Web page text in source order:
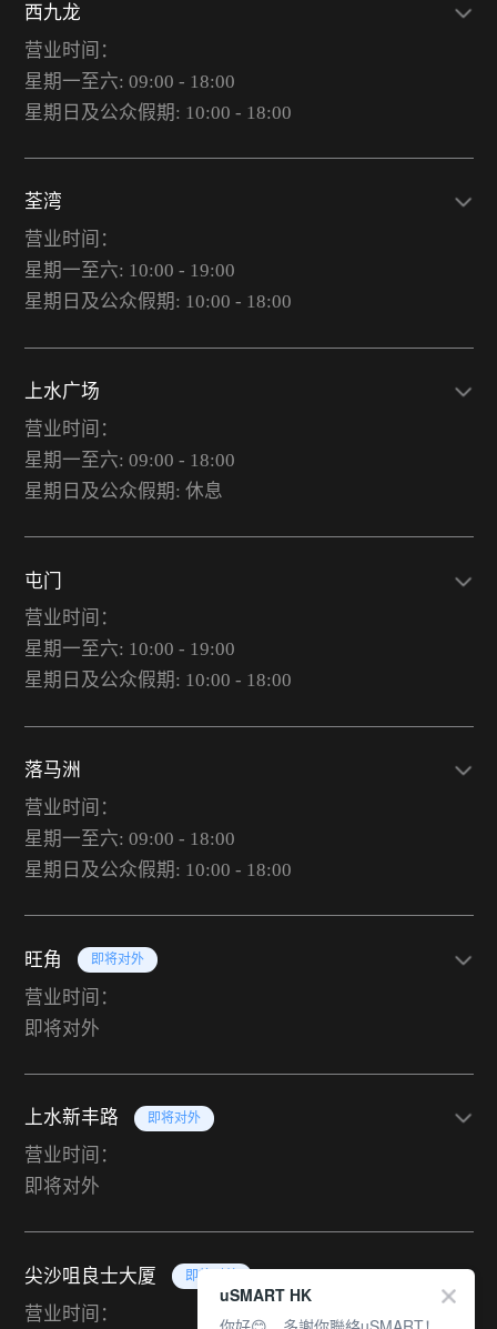
西九龙
营业时间：
星期一至六: 09:00 - 18:00
星期日及公众假期: 10:00 - 18:00
荃湾
营业时间：
星期一至六: 10:00 - 19:00
星期日及公众假期: 10:00 - 18:00
上水广场
营业时间：
星期一至六: 09:00 - 18:00
星期日及公众假期: 休息
屯门
营业时间：
星期一至六: 10:00 - 19:00
星期日及公众假期: 10:00 - 18:00
落马洲
营业时间：
星期一至六: 09:00 - 18:00
星期日及公众假期: 10:00 - 18:00
旺角 即将对外
营业时间：
即将对外
上水新丰路 即将对外
营业时间：
即将对外
尖沙咀良士大厦 即将对外
营业时间：
uSMART HK